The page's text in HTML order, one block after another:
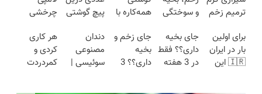
ترمیم زخم
ساخت!!!
و سوختگی
هفته!!😍
همه‌کاره با
هوشمند ⚙️
(نصف
قیمت بازار
پیچ گوشتی
(تخفیف به
مدت
محدود)
چرخشی
فقط امروز
حراج شد🔥
پرداخت
برای اولین
بار در ایران
🇮🇷 این
جای بخیه
داری؟؟ فقط
در 3 هفته
جای زخم و
بخیه
داری؟؟ 3
دندان
مصنوعی
سوئیسی |
هر کاری
کردی و
کمردردت